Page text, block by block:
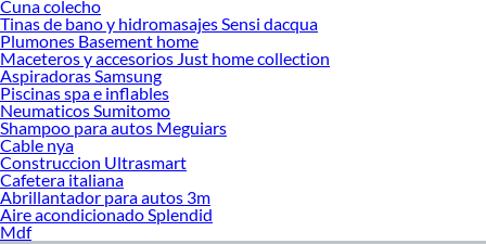
Cuna colecho
Tinas de bano y hidromasajes Sensi dacqua
Plumones Basement home
Maceteros y accesorios Just home collection
Aspiradoras Samsung
Piscinas spa e inflables
Neumaticos Sumitomo
Shampoo para autos Meguiars
Cable nya
Construccion Ultrasmart
Cafetera italiana
Abrillantador para autos 3m
Aire acondicionado Splendid
Mdf